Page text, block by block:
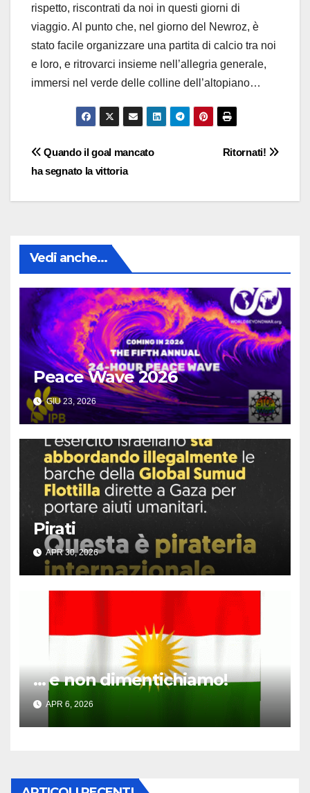
rispetto, riscontrati da noi in questi giorni di
viaggio. Al punto che, nel giorno del Newroz, è
stato facile organizzare una partita di calcio tra noi
e loro, e ritrovarci insieme nell’allegria generale,
immersi nel verde delle colline dell’altopiano…
Navigazione
articoli
Ritornati!
Quando il goal mancato
ha segnato la vittoria
Vedi anche...
Peace Wave 2026
GIU 23, 2026
Pirati
APR 30, 2026
… e non dimentichiamo!
APR 6, 2026